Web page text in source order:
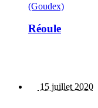
(Goudex)
Réoule
15 juillet 2020